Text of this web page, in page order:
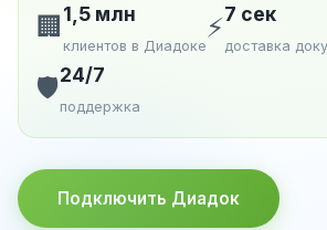
🏢 1,5 млн
клиентов в Диадоке
⚡7 сек
доставка
🛡️24/7
поддержка
Подключить Диадок